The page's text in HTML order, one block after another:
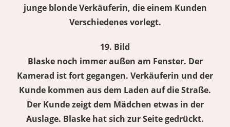
junge blonde Verkäuferin, die einem Kunden
Verschiedenes vorlegt.
19. Bild
Blaske noch immer außen am Fenster. Der
Kamerad ist fort gegangen. Verkäuferin und der
Kunde kommen aus dem Laden auf die Straße.
Der Kunde zeigt dem Mädchen etwas in der
Auslage. Blaske hat sich zur Seite gedrückt.